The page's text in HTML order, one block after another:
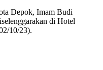
Depok, Imam Budi
di Hotel
10/23).